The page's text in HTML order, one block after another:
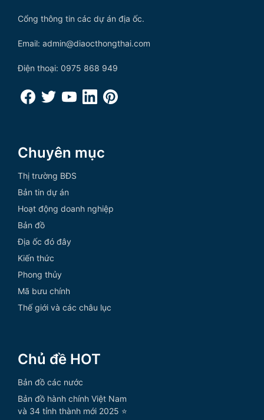
Cổng thông tin các dự án địa ốc.
Email: admin@diaocthongthai.com
Điện thoại: 0975 868 949
Chuyên mục
Thị trường BĐS
Bản tin dự án
Hoạt động doanh nghiệp
Bản đồ
Địa ốc đó đây
Kiến thức
Phong thủy
Mã bưu chính
Thế giới và các châu lục
Chủ đề HOT
Bản đồ các nước
Bản đồ hành chính Việt Nam
và 34 tỉnh thành mới 2025 ⭐